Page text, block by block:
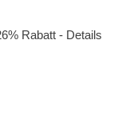
Rabatt - Details